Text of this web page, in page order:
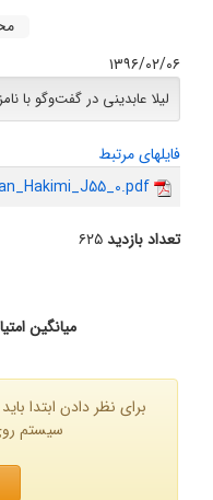
۱۳۹۶/۰۲/۰۶
لیلا عابدینی در گفت‌وگو با
فایلهای مرتبط
تعداد بازدید۶۲۵
میانگین امتیاز
برای نظر دادن ابتدا
سیستم